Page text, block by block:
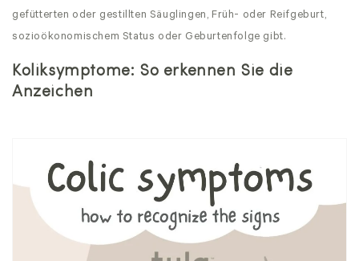
gefütterten oder gestillten Säuglingen, Früh- oder Reifgeburt,
sozioökonomischem Status oder Geburtenfolge gibt.
Koliksymptome: So erkennen Sie die
Anzeichen